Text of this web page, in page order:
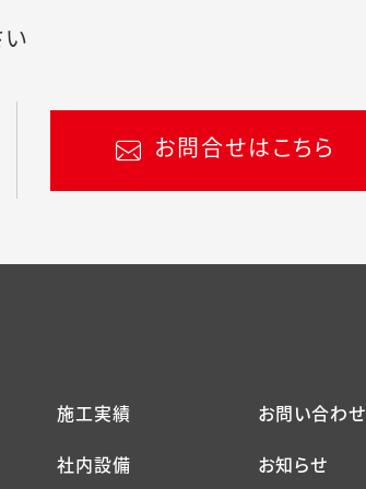
い
お問合せはこちら
施工実績
社内設備
お問い合わせ
お知らせ